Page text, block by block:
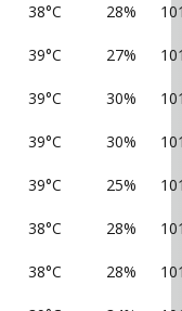
38°C 28%
39°C 27%
39°C 30%
39°C 30%
39°C 25%
38°C 28%
38°C 28%